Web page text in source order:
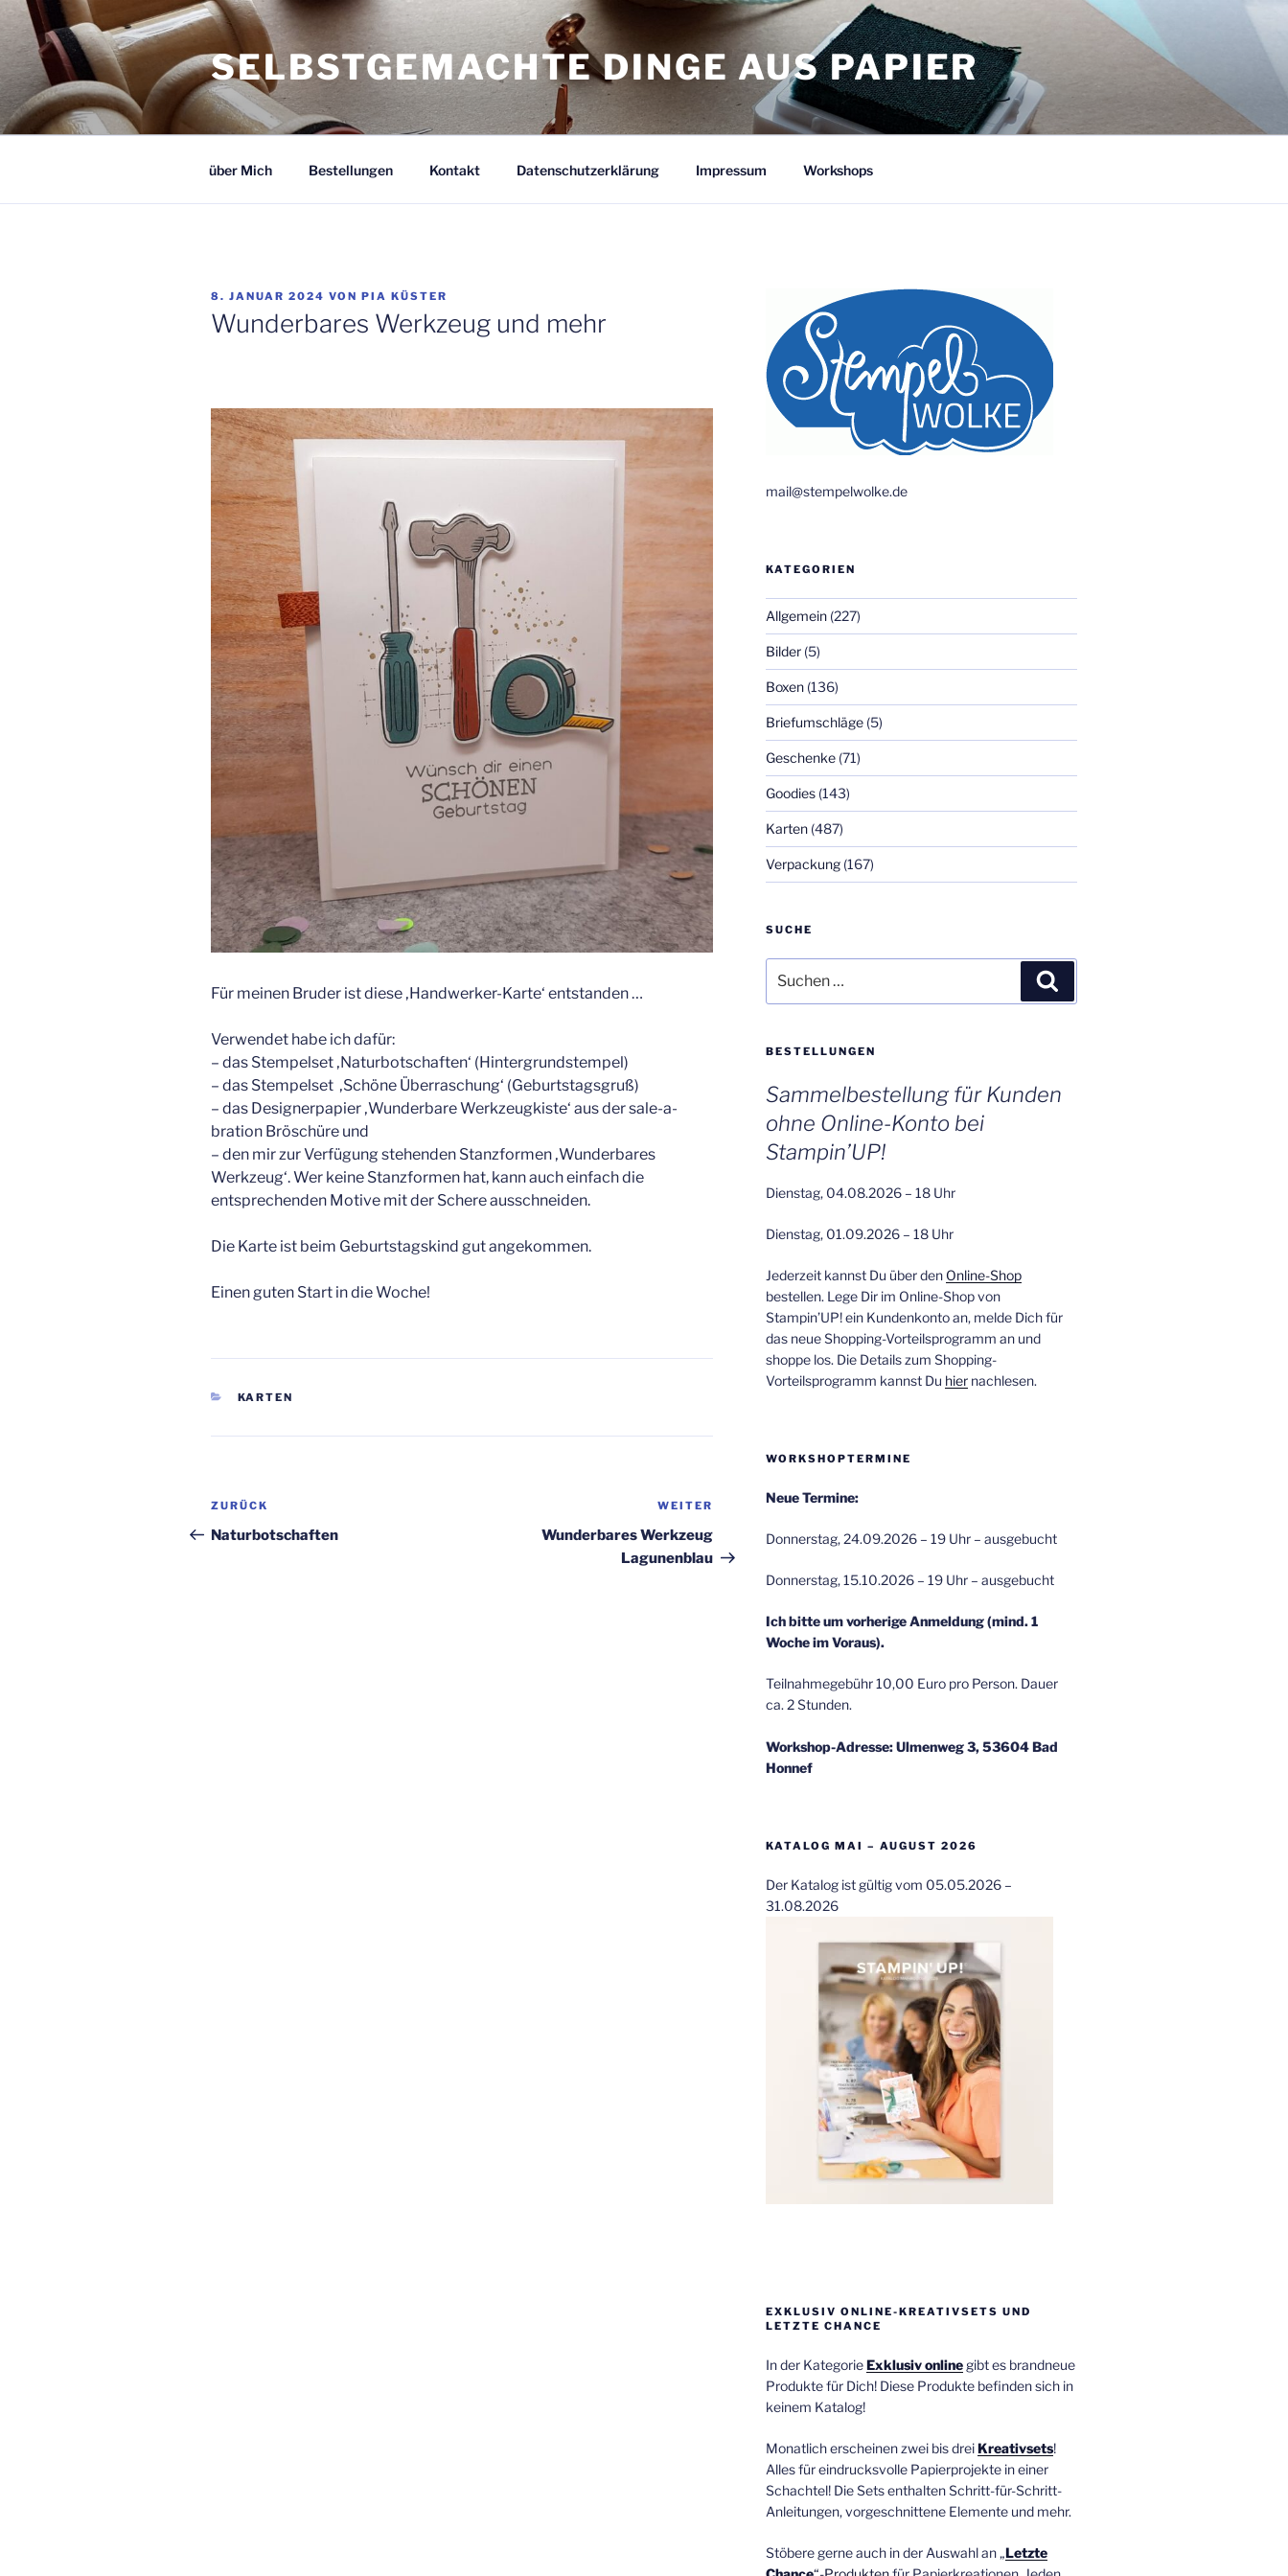
Zum
Inhalt
springen
SELBSTGEMACHTE DINGE AUS PAPIER
über Mich Bestellungen Kontakt Datenschutzerklärung Impressum Workshops
VERÖFFENTLICHT
AM
8. JANUAR 2024 VON PIA KÜSTER
Wunderbares Werkzeug und mehr
Für meinen Bruder ist diese ‚Handwerker-Karte‘ entstanden …
Verwendet habe ich dafür:
– das Stempelset ‚Naturbotschaften‘ (Hintergrundstempel)
– das Stempelset ‚Schöne Überraschung‘ (Geburtstagsgruß)
– das Designerpapier ‚Wunderbare Werkzeugkiste‘ aus der sale-a-
bration Bröschüre und
– den mir zur Verfügung stehenden Stanzformen ‚Wunderbares
Werkzeug‘. Wer keine Stanzformen hat, kann auch einfach die
entsprechenden Motive mit der Schere ausschneiden.
Die Karte ist beim Geburtstagskind gut angekommen.
Einen guten Start in die Woche!
KATEGORIEN
KARTEN
Beitragsnavigation
Vorheriger
Beitrag
ZURÜCK
Naturbotschaften
Nächster
Beitrag
WEITER
Wunderbares Werkzeug
Lagunenblau
mail@stempelwolke.de
KATEGORIEN
Allgemein(227)
Bilder(5)
Boxen(136)
Briefumschläge(5)
Geschenke(71)
Goodies(143)
Karten(487)
Verpackung(167)
SUCHE
nach:
BESTELLUNGEN
Sammelbestellung für Kunden
ohne Online-Konto bei
Stampin’UP!
Dienstag, 04.08.2026 – 18 Uhr
Dienstag, 01.09.2026 – 18 Uhr
Jederzeit kannst Du über den Online-Shop
bestellen. Lege Dir im Online-Shop von
Stampin’UP! ein Kundenkonto an, melde Dich für
das neue Shopping-Vorteilsprogramm an und
shoppe los. Die Details zum Shopping-
Vorteilsprogramm kannst Du hiernachlesen.
WORKSHOPTERMINE
Neue Termine:
Donnerstag, 24.09.2026 – 19 Uhr – ausgebucht
Donnerstag, 15.10.2026 – 19 Uhr – ausgebucht
Ich bitte um vorherige Anmeldung (mind. 1
Woche im Voraus).
Teilnahmegebühr 10,00 Euro pro Person. Dauer
ca. 2 Stunden.
Workshop-Adresse: Ulmenweg 3, 53604 Bad
Honnef
KATALOG MAI – AUGUST 2026
Der Katalog ist gültig vom 05.05.2026 –
31.08.2026
EXKLUSIV ONLINE-KREATIVSETS UND
LETZTE CHANCE
In der KategorieExklusiv onlinegibt es brandneue
Produkte für Dich! Diese Produkte befinden sich in
keinem Katalog!
Monatlich erscheinen zwei bis drei Kreativsets!
Alles für eindrucksvolle Papierprojekte in einer
Schachtel! Die Sets enthalten Schritt-für-Schritt-
Anleitungen, vorgeschnittene Elemente und mehr.
Stöbere gerne auch in der Auswahl an „Letzte